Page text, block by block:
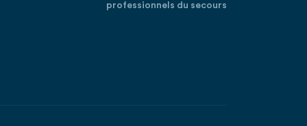
professionnels du secours